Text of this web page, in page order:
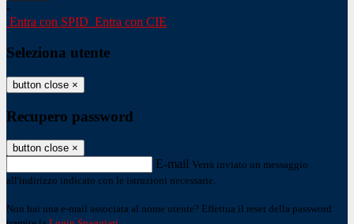
-
Entra con SPID Entra con CIE
Seleziona utente
button close ×
Recupero password
button close ×
E-mail Verrà inviato un messaggio
all'indirizzo indicato con le istruzioni necessarie.
Non hai una e-mail associata al nome utente? Effettua il reset della password